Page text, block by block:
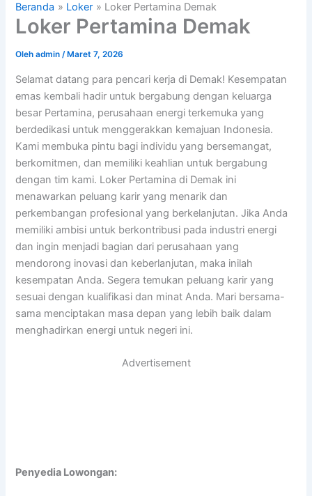
Beranda Loker Loker Pertamina Demak
Loker Pertamina Demak
Olehadmin/ Maret 7, 2026
Selamat datang para pencari kerja di Demak! Kesempatan
emas kembali hadir untuk bergabung dengan keluarga
besar Pertamina, perusahaan energi terkemuka yang
berdedikasi untuk menggerakkan kemajuan Indonesia.
Kami membuka pintu bagi individu yang bersemangat,
berkomitmen, dan memiliki keahlian untuk bergabung
dengan tim kami. Loker Pertamina di Demak ini
menawarkan peluang karir yang menarik dan
perkembangan profesional yang berkelanjutan. Jika Anda
memiliki ambisi untuk berkontribusi pada industri energi
dan ingin menjadi bagian dari perusahaan yang
mendorong inovasi dan keberlanjutan, maka inilah
kesempatan Anda. Segera temukan peluang karir yang
sesuai dengan kualifikasi dan minat Anda. Mari bersama-
sama menciptakan masa depan yang lebih baik dalam
menghadirkan energi untuk negeri ini.
Advertisement
Penyedia Lowongan: